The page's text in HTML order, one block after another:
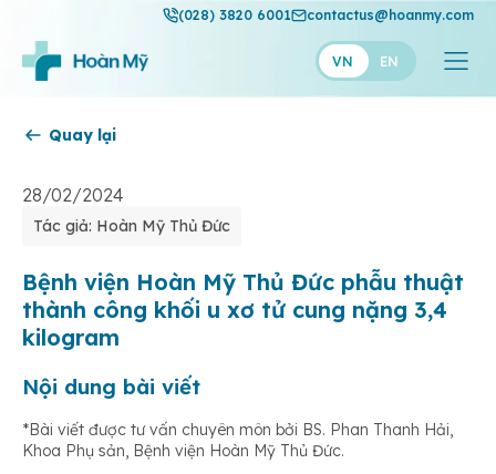
(028) 3820 6001 contactus@hoanmy.com
VN EN
Hạnh Phúc
Thuận Mỹ
Quay lại
28/02/2024
Tác giả: Hoàn Mỹ Thủ Đức
Bệnh viện Hoàn Mỹ Thủ Đức phẫu thuật
thành công khối u xơ tử cung nặng 3,4
kilogram
Nội dung bài viết
*Bài viết được tư vấn chuyên môn bởi BS. Phan Thanh Hải,
Khoa Phụ sản, Bệnh viện Hoàn Mỹ Thủ Đức.